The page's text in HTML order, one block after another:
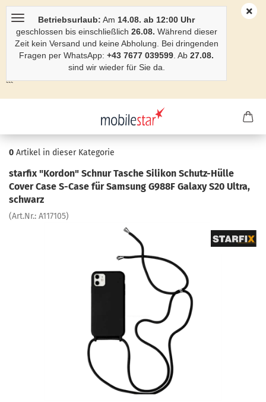
Betriebsurlaub: Am 14.08. ab 12:00 Uhr
geschlossen bis einschließlich 26.08. Während dieser
Zeit kein Versand und keine Abholung. Bei dringenden
Fragen per WhatsApp: +43 7677 039599 . Ab 27.08.
sind wir wieder für Sie da.
```
0 Artikel in dieser Kategorie
star­fix "Kor­don" Schnur Ta­sche Si­li­kon Schutz-​Hülle
Cover Case S-​Case für Sam­sung G988F Ga­la­xy S20 Ultra,
schwarz
(Art.Nr.: A117105)